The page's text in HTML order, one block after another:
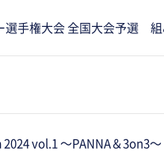
選手権大会 全国大会予選
2024 vol.1 ～PANNA＆3on3